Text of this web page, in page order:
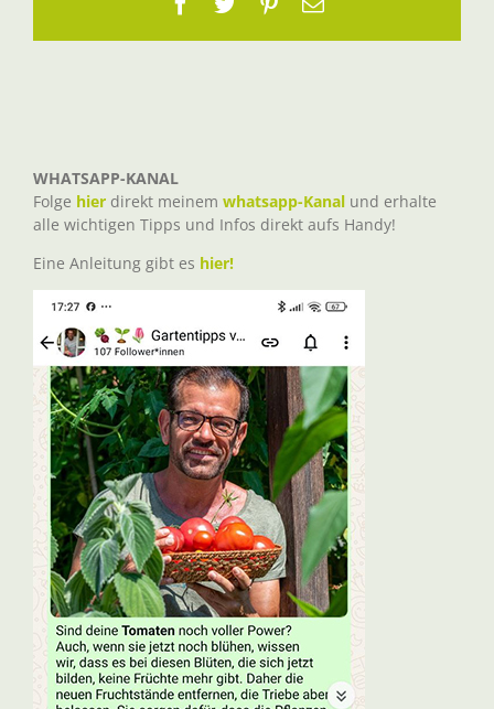
WHATSAPP-KANAL
Folge hier direkt meinem whatsapp-Kanal und erhalte
alle wichtigen Tipps und Infos direkt aufs Handy!
Eine Anleitung gibt es hier!